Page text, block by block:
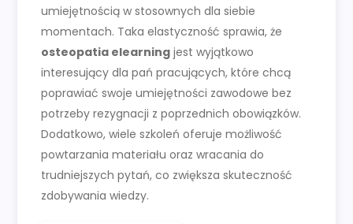
umiejętnością w stosownych dla siebie
momentach. Taka elastyczność sprawia, że
osteopatia elearning jest wyjątkowo
interesujący dla pań pracujących, które chcą
poprawiać swoje umiejętności zawodowe bez
potrzeby rezygnacji z poprzednich obowiązków.
Dodatkowo, wiele szkoleń oferuje możliwość
powtarzania materiału oraz wracania do
trudniejszych pytań, co zwiększa skuteczność
zdobywania wiedzy.